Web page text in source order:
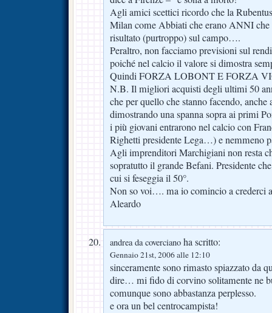
Agli amici scettici ricordo che la
Milan come Abbiati che erano ANNI
risultato (purtroppo) sul campo….
Peraltro, non facciamo previsioni sul
poiché nel calcio il valore si dimostra
Quindi FORZA LOBONT E FORZA
N.B. Il migliori acquisti degli ultimi 50
che per quello che stanno facendo,
dimostrando una spanna sopra ai primi
i più giovani entrarono nel calcio con
Righetti presidente Lega…) e nemmeno
Agli imprenditori Marchigiani non resta
sopratutto il grande Befani. Presidente
cui si feseggia il 50°.
Non so voi…. ma io comincio a crederci
Aleardo
andrea da coverciano ha scritto:
Gennaio 21st, 2006 alle 12:10
sinceramente sono rimasto spiazzato da
dire… mi fido di corvino solitamente ne
comunque sono abbastanza perplesso.
e ora un bel centrocampista!